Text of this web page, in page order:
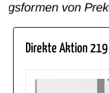
Direkte Aktion